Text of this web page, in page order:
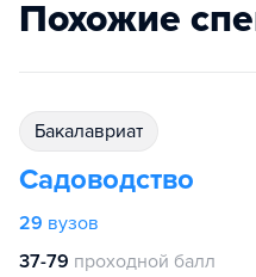
Похожие
бакалавриат
Садоводство
29 вузов
37-79 проходной балл